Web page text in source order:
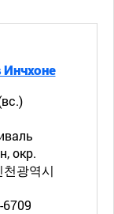
Инчхоне
окр.
천광역시
6709